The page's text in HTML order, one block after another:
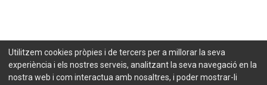
Utilitzem cookies pròpies i de tercers per a millorar la seva
experiència i els nostres serveis, analitzant la seva navegació en la
nostra web i com interactua amb nosaltres, i poder mostrar-li